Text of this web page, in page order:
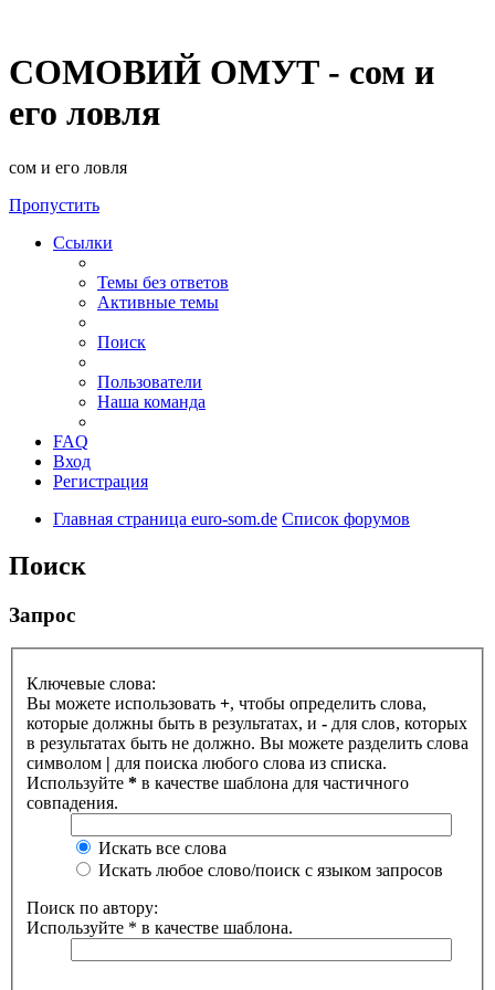
СОМОВИЙ ОМУТ - сом и
его ловля
сом и его ловля
Пропустить
Ссылки
Темы без ответов
Активные темы
Поиск
Пользователи
Наша команда
FAQ
Вход
Регистрация
Главная страница euro-som.de Список форумов
Поиск
Запрос
Ключевые слова:
Вы можете использовать +, чтобы определить слова,
которые должны быть в результатах, и - для слов, которых
в результатах быть не должно. Вы можете разделить слова
символом | для поиска любого слова из списка.
Используйте * в качестве шаблона для частичного
совпадения.
Искать все слова
Искать любое слово/поиск с языком запросов
Поиск по автору:
Используйте * в качестве шаблона.